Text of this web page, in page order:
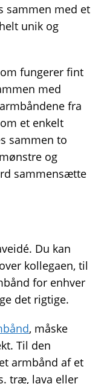
sammen med et
unik og
fungerer fint
med
fra
et enkelt
sammen to
og
sammensætte
Du kan
kollegaen, til
for enhver
det rigtige.
, måske
Til den
armbånd af et
træ, lava eller